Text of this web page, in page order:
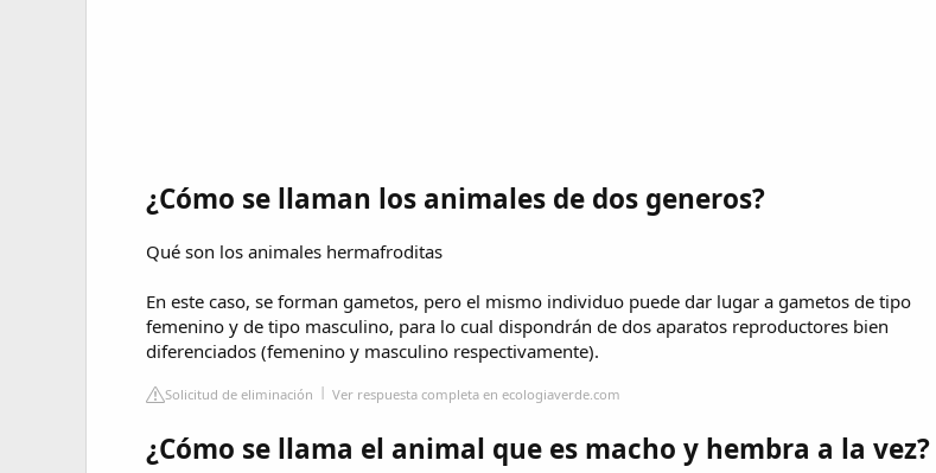
¿Cómo se llaman los animales de dos generos?
Qué son los animales hermafroditas
En este caso, se forman gametos, pero el mismo individuo puede dar lugar a gametos de tipo
femenino y de tipo masculino, para lo cual dispondrán de dos aparatos reproductores bien
diferenciados (femenino y masculino respectivamente).
Solicitud de eliminación Ver respuesta completa en ecologiaverde.com
¿Cómo se llama el animal que es macho y hembra a la vez?